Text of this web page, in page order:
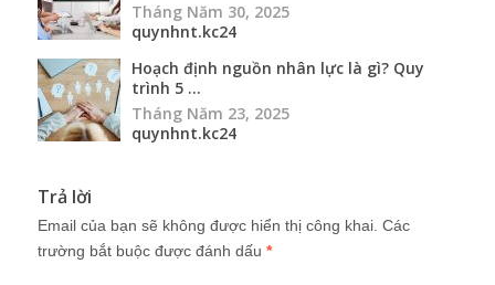
Tháng Năm 30, 2025
quynhnt.kc24
Hoạch định nguồn nhân lực là gì? Quy
trình 5 ...
Tháng Năm 23, 2025
quynhnt.kc24
Trả lời
Email của bạn sẽ không được hiển thị công khai. Các
trường bắt buộc được đánh dấu *